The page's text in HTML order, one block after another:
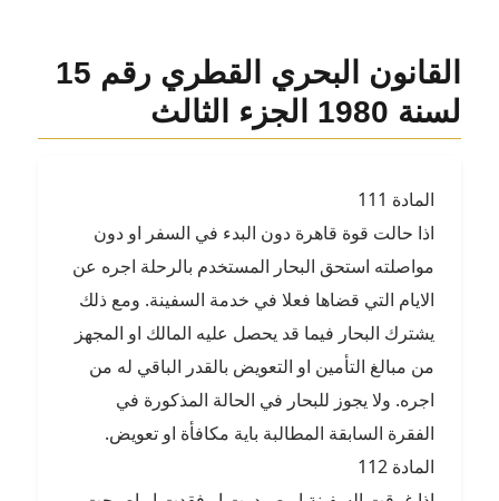
القانون البحري القطري رقم 15
لسنة 1980 الجزء الثالث
المادة 111
اذا حالت قوة قاهرة دون البدء في السفر او دون
مواصلته استحق البحار المستخدم بالرحلة اجره عن
الايام التي قضاها فعلا في خدمة السفينة. ومع ذلك
يشترك البحار فيما قد يحصل عليه المالك او المجهز
من مبالغ التأمين او التعويض بالقدر الباقي له من
اجره. ولا يجوز للبحار في الحالة المذكورة في
الفقرة السابقة المطالبة باية مكافأة او تعويض.
المادة 112